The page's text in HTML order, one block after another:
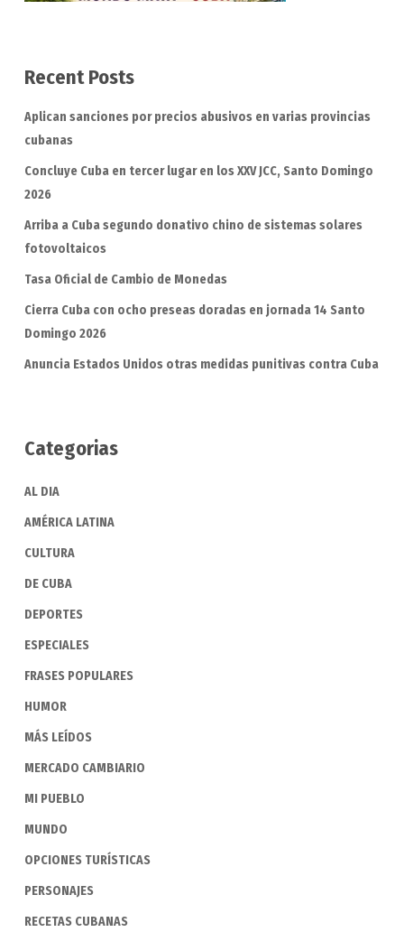
Recent Posts
Aplican sanciones por precios abusivos en varias provincias
cubanas
Concluye Cuba en tercer lugar en los XXV JCC, Santo Domingo
2026
Arriba a Cuba segundo donativo chino de sistemas solares
fotovoltaicos
Tasa Oficial de Cambio de Monedas
Cierra Cuba con ocho preseas doradas en jornada 14 Santo
Domingo 2026
Anuncia Estados Unidos otras medidas punitivas contra Cuba
Categorias
AL DIA
AMÉRICA LATINA
CULTURA
DE CUBA
DEPORTES
ESPECIALES
FRASES POPULARES
HUMOR
MÁS LEÍDOS
MERCADO CAMBIARIO
MI PUEBLO
MUNDO
OPCIONES TURÍSTICAS
PERSONAJES
RECETAS CUBANAS